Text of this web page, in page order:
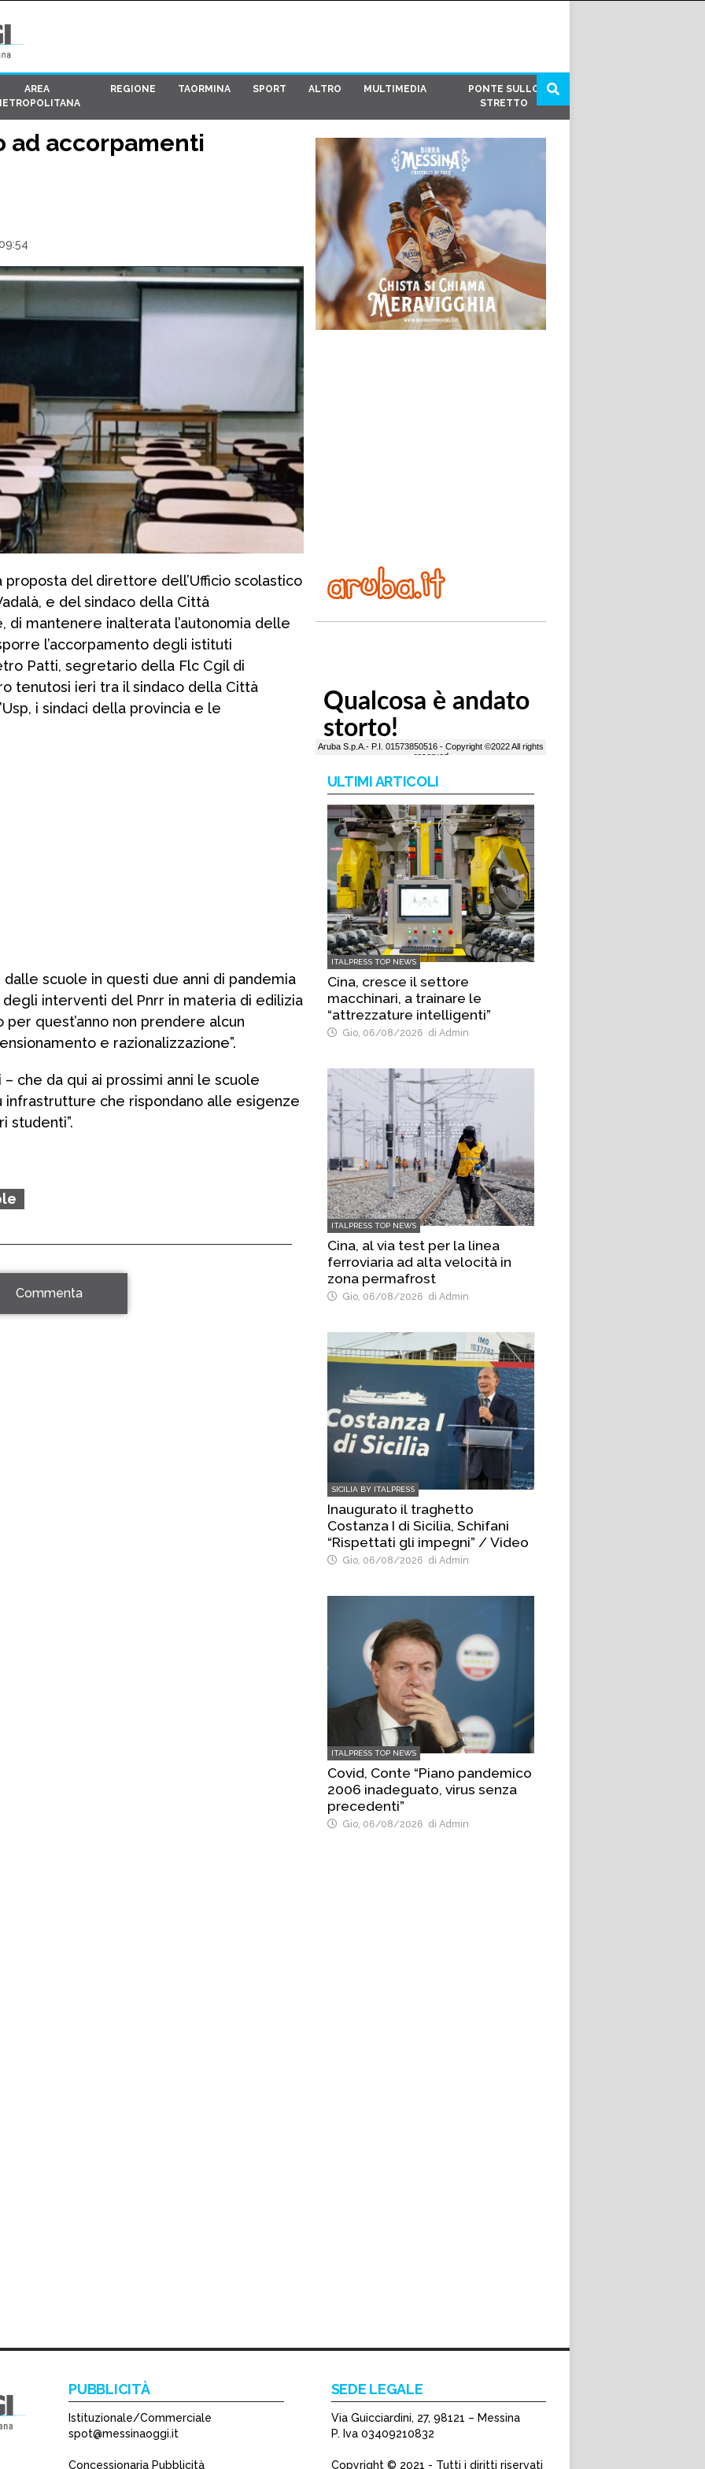
AREA
REGIONE TAORMINA SPORT ALTRO MULTIMEDIA
PONTE SULLO
STRETTO
ad accorpamenti
proposta del direttore dell’Ufficio scolastico
e del sindaco della Città
di mantenere inalterata l’autonomia delle
l’accorpamento degli istituti
Patti, segretario della Flc Cgil di
tenutosi ieri tra il sindaco della Città
i sindaci della provincia e le
scuole in questi due anni di pandemia
interventi del Pnrr in materia di edilizia
quest’anno non prendere alcun
e razionalizzazione”.
che da qui ai prossimi anni le scuole
infrastrutture che rispondano alle esigenze
studenti”.
Commenta
ULTIMI ARTICOLI
ITALPRESS TOP NEWS
Cina, cresce il settore
macchinari, a trainare le
“attrezzature intelligenti”
Gio, 06/08/2026 di Admin
ITALPRESS TOP NEWS
Cina, al via test per la linea
ferroviaria ad alta velocità in
zona permafrost
Gio, 06/08/2026 di Admin
SICILIA BY ITALPRESS
Inaugurato il traghetto
Costanza I di Sicilia, Schifani
“Rispettati gli impegni” / Video
Gio, 06/08/2026 di Admin
ITALPRESS TOP NEWS
Covid, Conte “Piano pandemico
2006 inadeguato, virus senza
precedenti”
Gio, 06/08/2026 di Admin
PUBBLICITÀ
Istituzionale/Commerciale
spot@messinaoggi.it
Concessionaria Pubblicità
SEDE LEGALE
Via Guicciardini, 27, 98121 – Messina
P. Iva 03409210832
Copyright © 2021 - Tutti i diritti riservati